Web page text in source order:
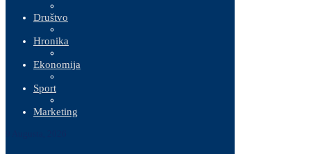
Društvo
Hronika
Ekonomija
Sport
Marketing